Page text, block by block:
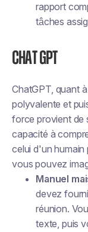
rapport
tâches
Chat GPT
ChatGPT, quant
polyvalente et
force provient de
capacité à
celui d'un
vous pouvez
Manuel
devez
réunion.
texte, puis